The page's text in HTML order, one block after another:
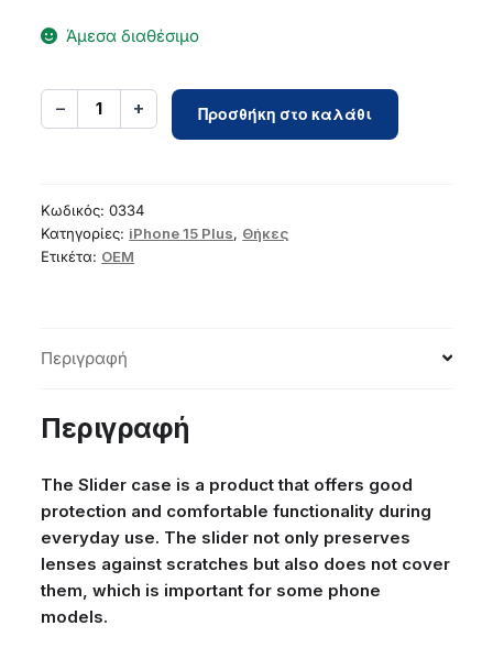
Άμεσα διαθέσιμο
− 1 +
Case
for
Slider
Προσθήκη στο καλάθι
Κωδικός:0334
Κατηγορίες: iPhone 15 Plus, Θήκες
Ετικέτα: OEM
Περιγραφή
Περιγραφή
The Slider case is a product that offers good
protection and comfortable functionality during
everyday use. The slider not only preserves
lenses against scratches but also does not cover
them, which is important for some phone
models.